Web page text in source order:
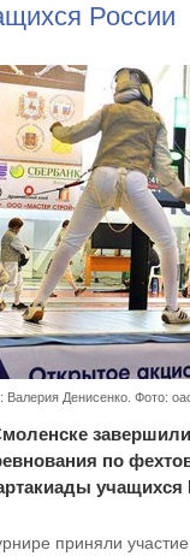
России
Валерия Денисенко. Фото:
по
учащихся
приняли